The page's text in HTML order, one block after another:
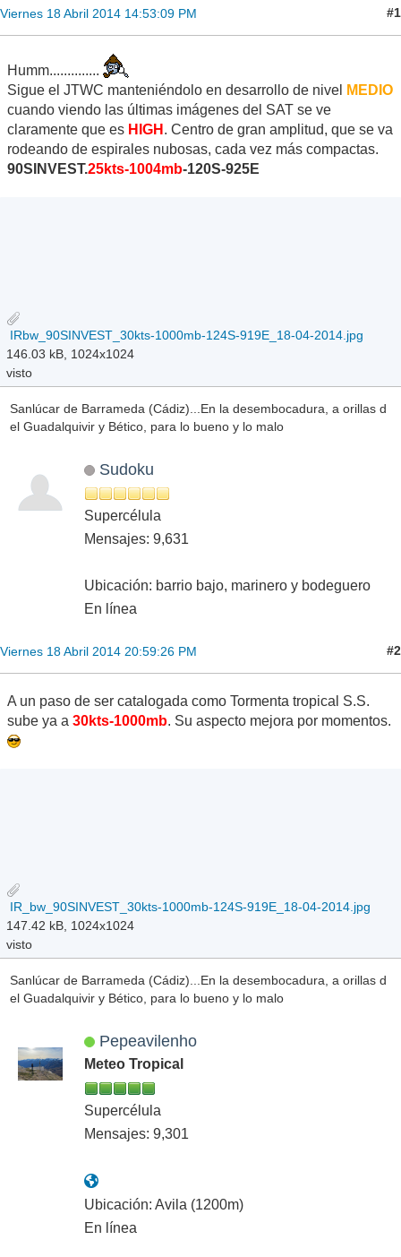
Viernes 18 Abril 2014 14:53:09 PM #1
Humm..............
Sigue el JTWC manteniéndolo en desarrollo de nivel
MEDIO
cuando viendo las últimas imágenes del SAT se ve
claramente que es HIGH . Centro de gran amplitud, que se va
rodeando de espirales nubosas, cada vez más compactas.
90SINVEST.25kts-1004mb-120S-925E
IRbw_90SINVEST_30kts-1000mb-124S-919E_18-04-2014.jpg
146.03 kB, 1024x1024
visto
Sanlúcar de Barrameda (Cádiz)...En la desembocadura, a orillas d
el Guadalquivir y Bético, para lo bueno y lo malo
Sudoku
Supercélula
Mensajes: 9,631
Ubicación: barrio bajo, marinero y bodeguero
En línea
Viernes 18 Abril 2014 20:59:26 PM #2
A un paso de ser catalogada como Tormenta tropical S.S.
sube ya a 30kts-1000mb. Su aspecto mejora por momentos.
IR_bw_90SINVEST_30kts-1000mb-124S-919E_18-04-2014.jpg
147.42 kB, 1024x1024
visto
Sanlúcar de Barrameda (Cádiz)...En la desembocadura, a orillas d
el Guadalquivir y Bético, para lo bueno y lo malo
Pepeavilenho
Meteo Tropical
Supercélula
Mensajes: 9,301
Ubicación: Avila (1200m)
En línea